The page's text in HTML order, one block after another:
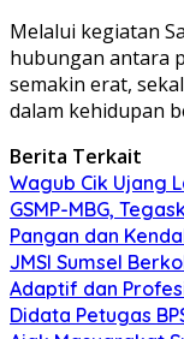
Melalui kegiatan
hubungan antara
semakin erat,
dalam kehidupan
Berita Terkait
Wagub Cik Ujang
GSMP-MBG,
Pangan dan
JMSI Sumsel
Adaptif dan
Didata Petugas